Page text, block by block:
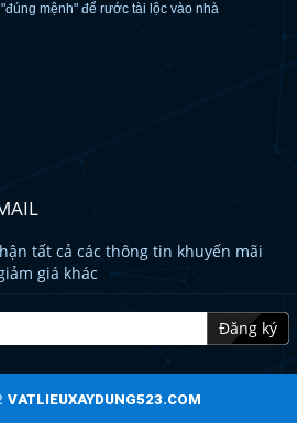
mệnh" để rước tài lộc vào nhà
tất cả các thông tin khuyến mãi
giá khác
Đăng ký
VATLIEUXAYDUNG523.COM